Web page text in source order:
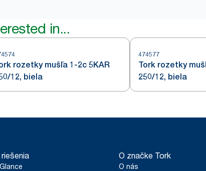
in...
rozetky mušľa 1-2c 5KAR
12, biela
474577
Tork rozetky
250/12, biela
O značke Tork
O nás